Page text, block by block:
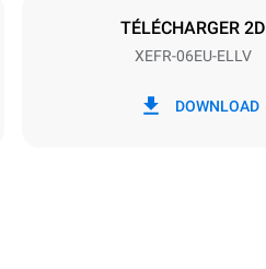
TÉLÉCHARGER 2D
XEFR-06EU-ELLV
DOWNLOAD